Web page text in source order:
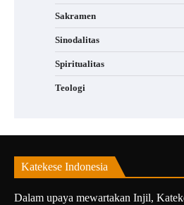
Sakramen
Sinodalitas
Spiritualitas
Teologi
Katekese Indonesia
Dalam upaya mewartakan Injil,